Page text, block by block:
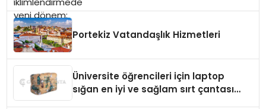
Portekiz Vatandaşlık Hizmetleri
Üniversite öğrencileri için laptop
sığan en iyi ve sağlam sırt çantası